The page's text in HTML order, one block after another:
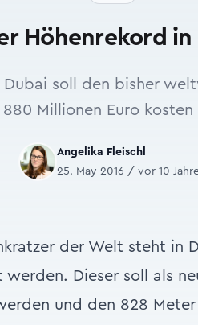
Höhenrekord in
Dubai soll den bisher
Millionen Euro
Angelika Fleischl
25. May 2016 / vor 10
der Welt steht in
Dieser soll als
und den 828